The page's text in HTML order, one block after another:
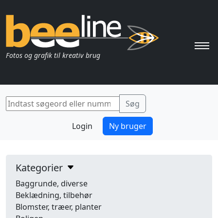
Fotos og grafik til kreativ brug
Login Ny bruger
Kategorier
Baggrunde, diverse
Beklædning, tilbehør
Blomster, træer, planter